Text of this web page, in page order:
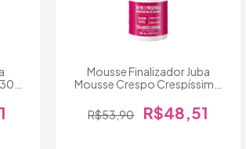
Mousse Finalizador Juba
Mousse Crespo Crespíssimo
R$53,90
R$48,51